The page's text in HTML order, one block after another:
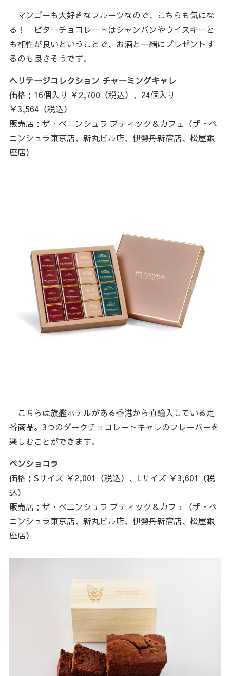
マンゴーも大好きなフルーツなので、こちらも気にな
る！ ビターチョコレートはシャンパンやウイスキーと
も相性が良いということで、お酒と一緒にプレゼントす
るのも良さそうです。
ヘリテージコレクション チャーミングキャレ
価格：16個入り ￥2,700（税込）、24個入り
￥3,564（税込）
販売店：ザ・ペニンシュラ ブティック＆カフェ（ザ・ペ
ニンシュラ東京店、新丸ビル店、伊勢丹新宿店、松屋銀
座店）
こちらは旗艦ホテルがある香港から直輸入している定
番商品。3つのダークチョコレートキャレのフレーバーを
楽しむことができます。
ペンショコラ
価格：Sサイズ ￥2,001（税込）、Lサイズ ￥3,601（税
込）
販売店：ザ・ペニンシュラ ブティック＆カフェ（ザ・ペ
ニンシュラ東京店、新丸ビル店、伊勢丹新宿店、松屋銀
座店）